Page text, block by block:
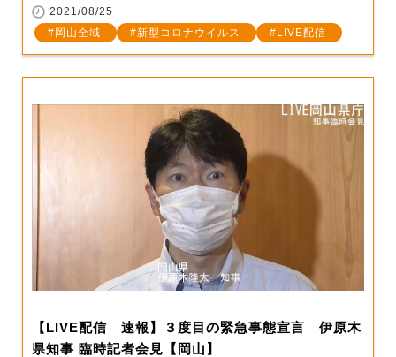
2021/08/25
岡山全域
新型コロナウイルス LIVE配信
【LIVE配信 速報】３度目の緊急事態宣言 伊原木
県知事 臨時記者会見【岡山】